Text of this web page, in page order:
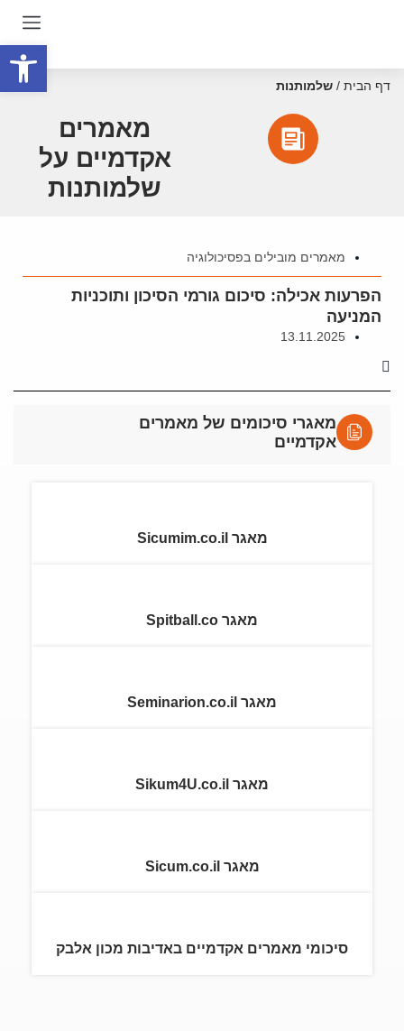
דף הבית / שלמותנות
מאמרים
אקדמיים על
שלמותנות
מאמרים מובילים בפסיכולוגיה
הפרעות אכילה: סיכום גורמי הסיכון ותוכניות
המניעה
13.11.2025
מאגרי סיכומים של מאמרים
אקדמיים
מאגר Sicumim.co.il
מאגר Spitball.co
מאגר Seminarion.co.il
מאגר Sikum4U.co.il
מאגר Sicum.co.il
סיכומי מאמרים אקדמיים באדיבות מכון אלבק
פתח